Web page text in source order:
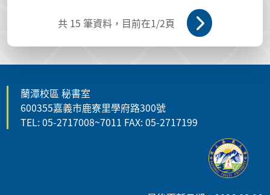
共 15 筆資料，目前在1/2頁
蘭潭校區 秘書室
600355嘉義市鹿寮里學府路300號
TEL: 05-2717008~7011 FAX: 05-2717199